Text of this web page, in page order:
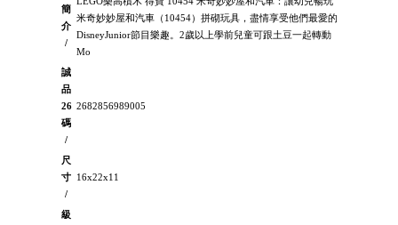
簡
介
/
米奇妙妙屋和汽車（10454）拼砌玩具，盡情享受他們最愛的
DisneyJunior節目樂趣。2歲以上學前兒童可跟土豆一起轉動
Mo
誠
品
26
碼
/
2682856989005
尺
寸
/
16x22x11
級